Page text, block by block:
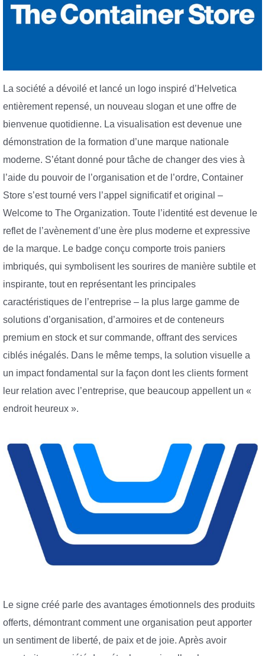
La société a dévoilé et lancé un logo inspiré d’Helvetica
entièrement repensé, un nouveau slogan et une offre de
bienvenue quotidienne. La visualisation est devenue une
démonstration de la formation d’une marque nationale
moderne. S’étant donné pour tâche de changer des vies à
l’aide du pouvoir de l’organisation et de l’ordre, Container
Store s’est tourné vers l’appel significatif et original –
Welcome to The Organization. Toute l’identité est devenue le
reflet de l’avènement d’une ère plus moderne et expressive
de la marque. Le badge conçu comporte trois paniers
imbriqués, qui symbolisent les sourires de manière subtile et
inspirante, tout en représentant les principales
caractéristiques de l’entreprise – la plus large gamme de
solutions d’organisation, d’armoires et de conteneurs
premium en stock et sur commande, offrant des services
ciblés inégalés. Dans le même temps, la solution visuelle a
un impact fondamental sur la façon dont les clients forment
leur relation avec l’entreprise, que beaucoup appellent un «
endroit heureux ».
Le signe créé parle des avantages émotionnels des produits
offerts, démontrant comment une organisation peut apporter
un sentiment de liberté, de paix et de joie. Après avoir